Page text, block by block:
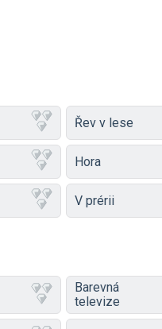
Řev v lese
Hora
V prérii
Barevná
televize